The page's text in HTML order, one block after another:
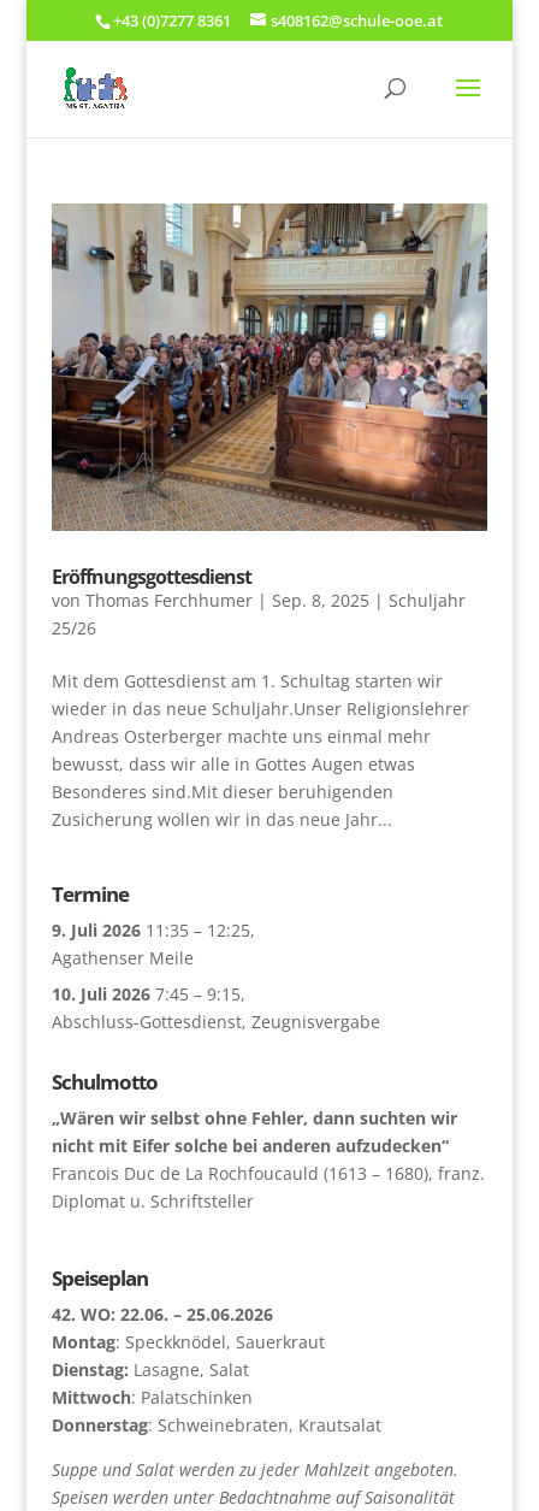
+43 (0)7277 8361 s408162@schule-ooe.at
Eröffnungsgottesdienst
von Thomas Ferchhumer| Sep. 8, 2025| Schuljahr
25/26
Mit dem Gottesdienst am 1. Schultag starten wir
wieder in das neue Schuljahr.Unser Religionslehrer
Andreas Osterberger machte uns einmal mehr
bewusst, dass wir alle in Gottes Augen etwas
Besonderes sind.Mit dieser beruhigenden
Zusicherung wollen wir in das neue Jahr...
Termine
9. Juli 2026 11:35 – 12:25,
Agathenser Meile
10. Juli 2026 7:45 – 9:15,
Abschluss-Gottesdienst, Zeugnisvergabe
Schulmotto
„Wären wir selbst ohne Fehler, dann suchten wir
nicht mit Eifer solche bei anderen aufzudecken“
Francois Duc de La Rochfoucauld (1613 – 1680), franz.
Diplomat u. Schriftsteller
Speiseplan
42. WO: 22.06. – 25.06.2026
Montag: Speckknödel, Sauerkraut
Dienstag: Lasagne, Salat
Mittwoch: Palatschinken
Donnerstag: Schweinebraten, Krautsalat
Suppe und Salat werden zu jeder Mahlzeit angeboten.
Speisen werden unter Bedachtnahme auf Saisonalität